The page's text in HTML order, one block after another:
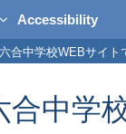
Accessibility
合中学校WEBサイト
合中学